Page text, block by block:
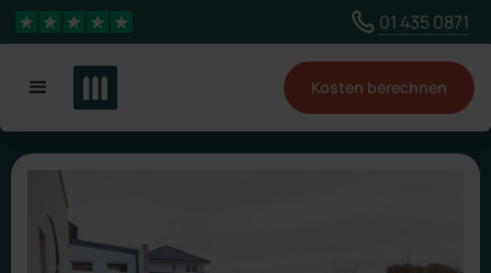
Wähle ein anderes Land, um Inhalte für deinen
Standort zu sehen
Land ändern
4,3 Sterne 01 435 0871
Kosten berechnen